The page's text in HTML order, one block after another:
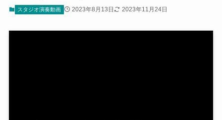
スタジオ演奏動画 2023年8月13日 2023年11月24日